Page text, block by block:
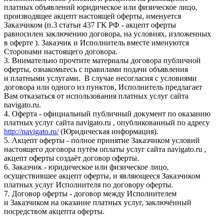
платных объявлений юридическое или физическое лицо,
производящее акцепт настоящей оферты, именуется
Заказчиком (п.3 статьи 437 ГК РФ - акцепт оферты
равносилен заключению договора, на условиях, изложенных
в оферте ). Заказчик и Исполнитель вместе именуются
Сторонами настоящего договора.
3. Внимательно прочтите материалы договора публичной
оферты, ознакомьтесь с правилами подачи объявления
и платными услугами. В случае несогласия с условиями
договора или одного из пунктов, Исполнитель предлагает
Вам отказаться от использования платных услуг сайта
navigato.ru.
4. Оферта - официальный публичный документ по оказанию
платных услуг сайта navigato.ru , опубликованный по адресу
http://navigato.ru/(Юридическая информация).
5. Акцепт оферты - полное принятие Заказчиком условий
настоящего договора путём оплаты услуг сайта navigato.ru ,
акцепт оферты создаёт договор оферты.
6. Заказчик - юридическое или физическое лицо,
осуществившее акцепт оферты, и являющееся Заказчиком
платных услуг Исполнителя по договору оферты.
7. Договор оферты - договор между Исполнителем
и Заказчиком на оказание платных услуг, заключённый
посредством акцепта оферты.